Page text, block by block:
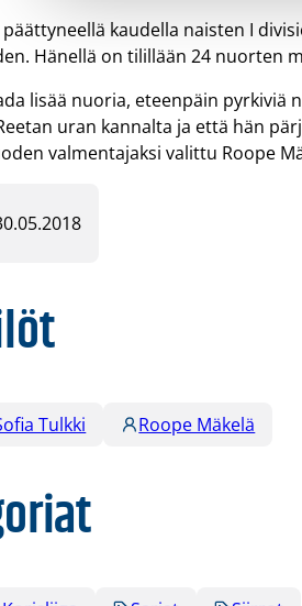
päättyneellä kaudella naisten I
Hänellä on tilillään 24 nuorten
lisää nuoria, eteenpäin pyrkiviä
uran kannalta ja että hän
valmentajaksi valittu Roope
Tulkki Roope Mäkelä